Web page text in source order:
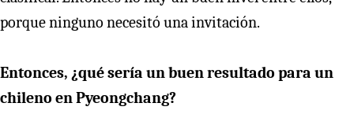
porque ninguno necesitó una invitación.
Entonces, ¿qué sería un buen resultado para un
chileno en Pyeongchang?